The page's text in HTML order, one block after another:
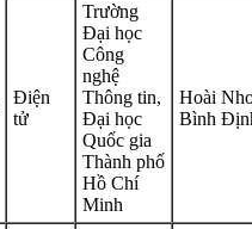
Điện
tử
Trường
Đại học
Công
nghệ
Thông tin,
Đại học
Quốc gia
Thành phố
Hồ Chí
Minh
Hoài
Bình